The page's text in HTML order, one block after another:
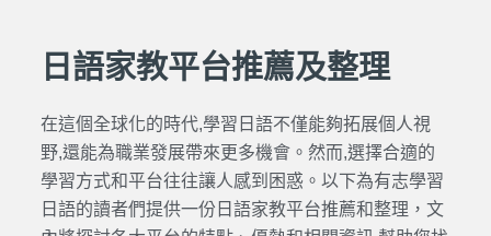
日語家教平台推薦及整理
在這個全球化的時代,學習 日語不僅能夠拓展個人視
野,還能為職業發展帶來更多機會。然而,選擇合適的
學習方式和平台往往讓人感到困惑。以下為有志學習
日語的讀者們提供一份 日語家教平台推薦和整理，文